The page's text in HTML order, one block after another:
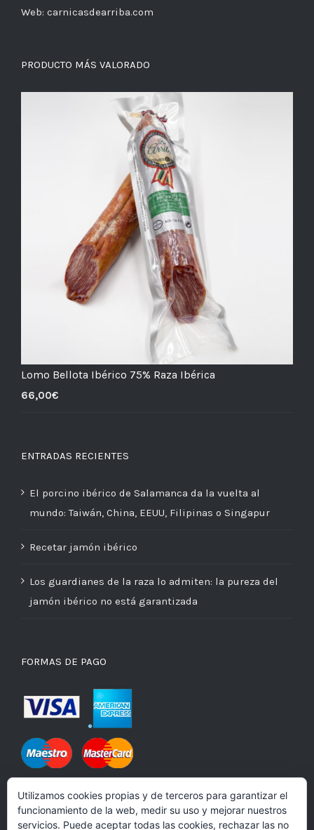
Web: carnicasdearriba.com
PRODUCTO MÁS VALORADO
Lomo Bellota Ibérico 75% Raza Ibérica
66,00€
ENTRADAS RECIENTES
El porcino ibérico de Salamanca da la vuelta al
mundo: Taiwán, China, EEUU, Filipinas o Singapur
Recetar jamón ibérico
Los guardianes de la raza lo admiten: la pureza del
jamón ibérico no está garantizada
FORMAS DE PAGO
Precios válidos para la península
Utilizamos cookies propias y de terceros para garantizar el
funcionamiento de la web, medir su uso y mejorar nuestros
servicios. Puede aceptar todas las cookies, rechazar las no